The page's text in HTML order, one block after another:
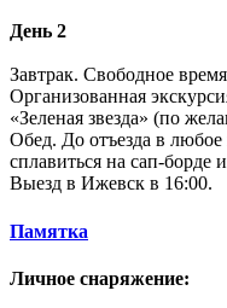
День 2
Завтрак. Свободное
Организованная
«Зеленая звезда» (по
Обед. До отъезда в
сплавиться на сап-борде
Выезд в Ижевск в 16:00.
Памятка
Личное снаряжение: